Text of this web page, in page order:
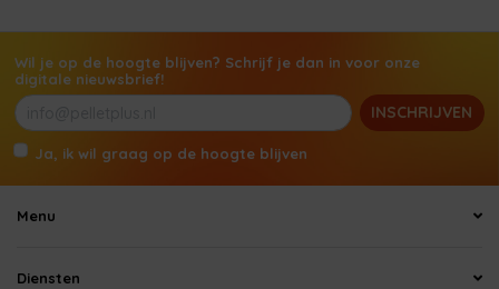
Wil je op de hoogte blijven? Schrijf je dan in voor onze
digitale nieuwsbrief!
INSCHRIJVEN
Ja, ik wil graag op de hoogte blijven
Menu
Diensten